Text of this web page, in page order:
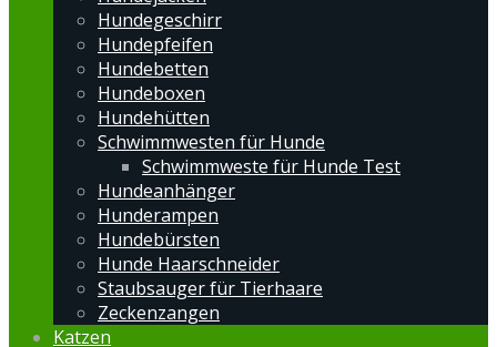
Hundegeschirr
Hundepfeifen
Hundebetten
Hundeboxen
Hundehütten
Schwimmwesten für Hunde
Schwimmweste für Hunde Test
Hundeanhänger
Hunderampen
Hundebürsten
Hunde Haarschneider
Staubsauger für Tierhaare
Zeckenzangen
Katzen